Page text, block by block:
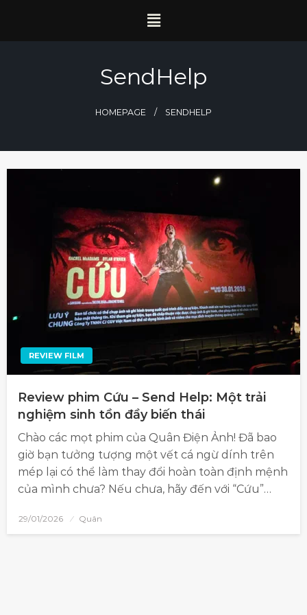
SendHelp
HOMEPAGE SENDHELP
REVIEW FILM
Review phim Cứu – Send Help: Một trải
nghiệm sinh tồn đầy biến thái
Chào các mọt phim của Quân Điện Ảnh! Đã bao
giờ bạn tưởng tượng một vết cá ngừ dính trên
mép lại có thể làm thay đổi hoàn toàn định mệnh
của mình chưa? Nếu chưa, hãy đến với “Cứu”…
29/01/2026 Quân